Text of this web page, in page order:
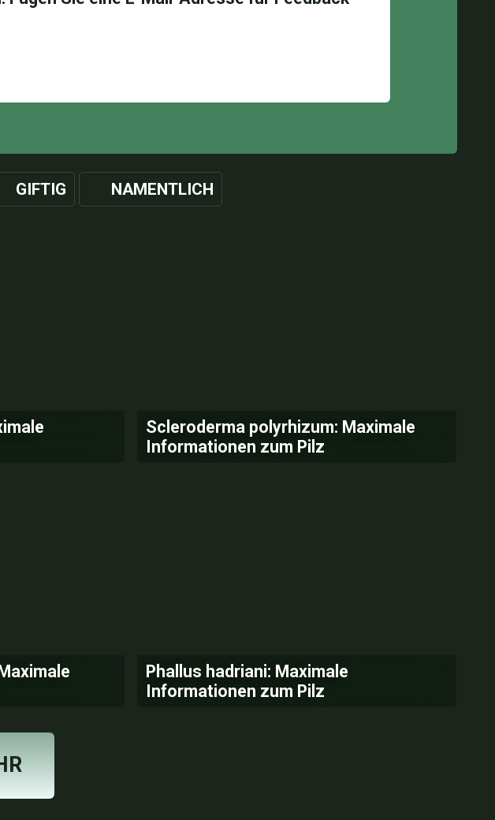
GIFTIG NAMENTLICH
Scleroderma polyrhizum: Maximale
Informationen zum Pilz
Phallus hadriani: Maximale
Informationen zum Pilz